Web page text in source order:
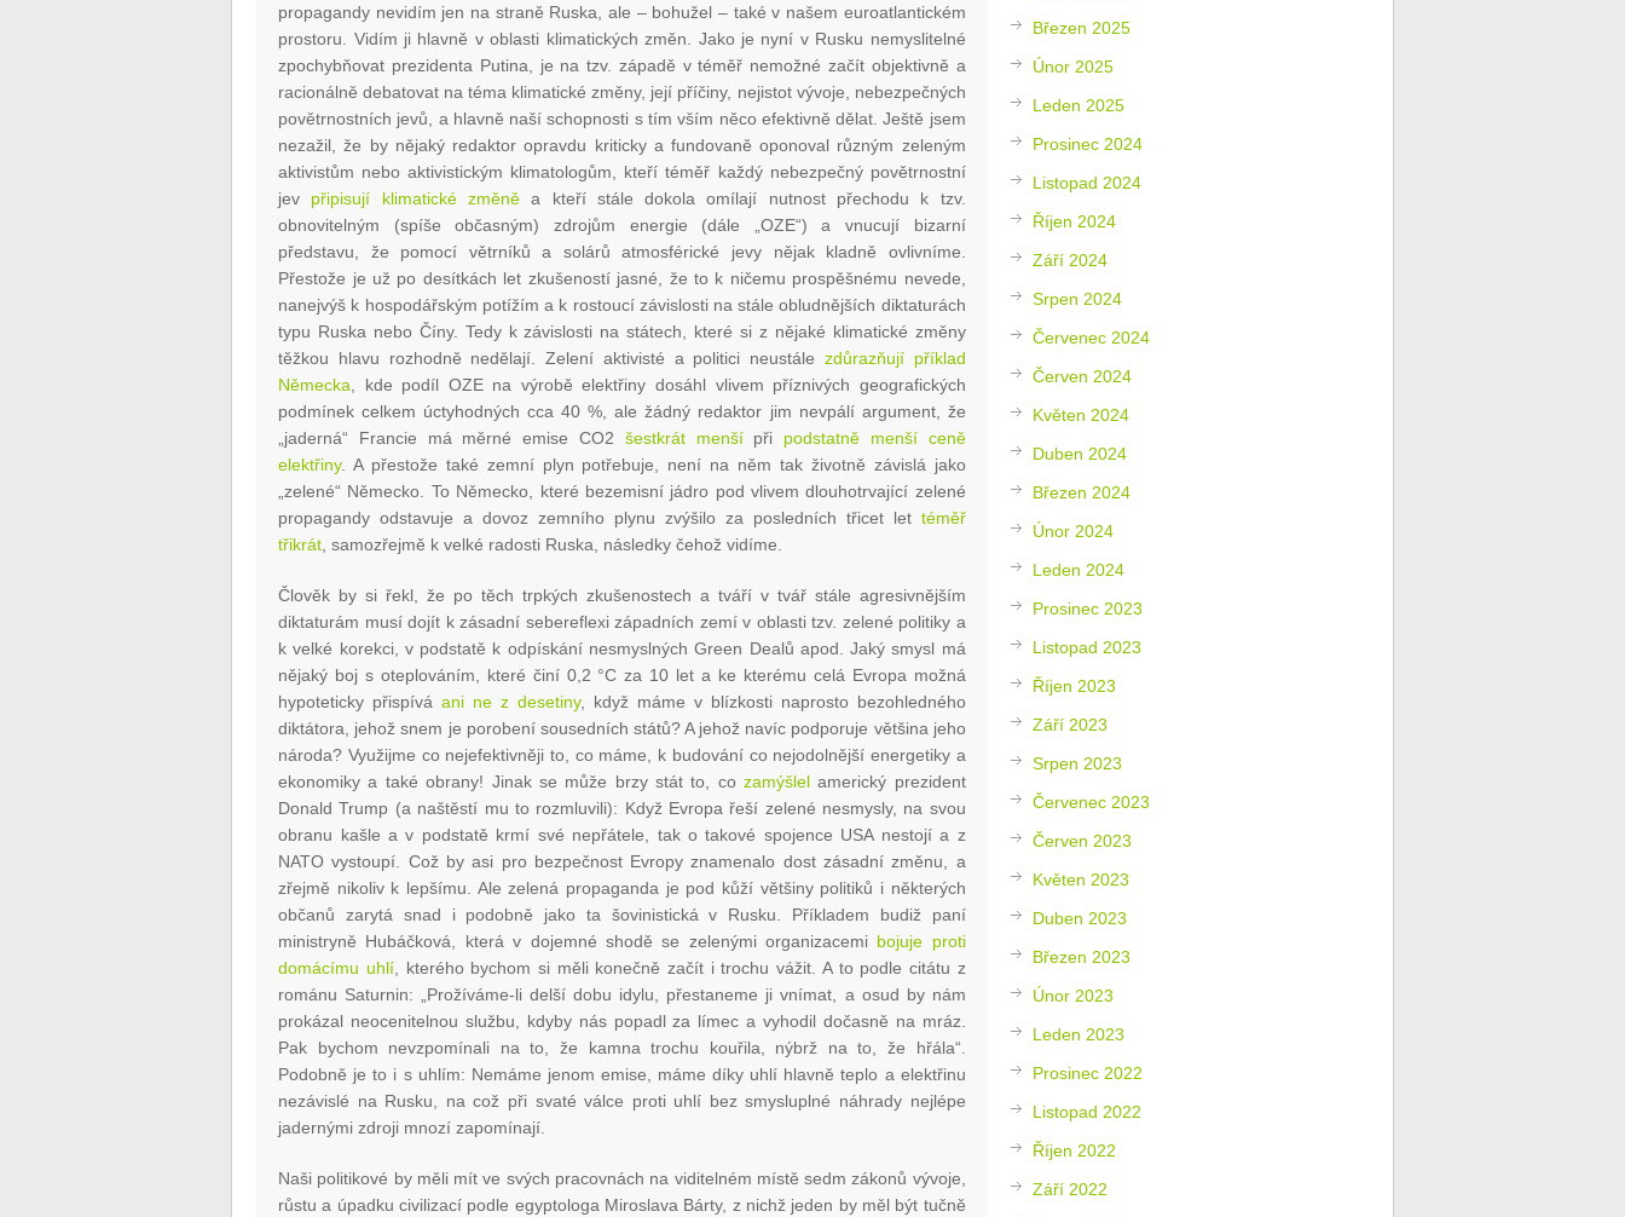
propagandy nevidím jen na straně Ruska, ale – bohužel – také v našem euroatlantickém
prostoru. Vidím ji hlavně v oblasti klimatických změn. Jako je nyní v Rusku nemyslitelné
zpochybňovat prezidenta Putina, je na tzv. západě v téměř nemožné začít objektivně a
racionálně debatovat na téma klimatické změny, její příčiny, nejistot vývoje, nebezpečných
povětrnostních jevů, a hlavně naší schopnosti s tím vším něco efektivně dělat. Ještě jsem
nezažil, že by nějaký redaktor opravdu kriticky a fundovaně oponoval různým zeleným
aktivistům nebo aktivistickým klimatologům, kteří téměř každý nebezpečný povětrnostní
jev připisují klimatické změně a kteří stále dokola omílají nutnost přechodu k tzv.
obnovitelným (spíše občasným) zdrojům energie (dále „OZE“) a vnucují bizarní
představu, že pomocí větrníků a solárů atmosférické jevy nějak kladně ovlivníme.
Přestože je už po desítkách let zkušeností jasné, že to k ničemu prospěšnému nevede,
nanejvýš k hospodářským potížím a k rostoucí závislosti na stále obludnějších diktaturách
typu Ruska nebo Číny. Tedy k závislosti na státech, které si z nějaké klimatické změny
těžkou hlavu rozhodně nedělají. Zelení aktivisté a politici neustále zdůrazňují příklad
Německa , kde podíl OZE na výrobě elektřiny dosáhl vlivem příznivých geografických
podmínek celkem úctyhodných cca 40 %, ale žádný redaktor jim nevpálí argument, že
„jaderná“ Francie má měrné emise CO2 šestkrát menšípři podstatně menší ceně
elektřiny. A přestože také zemní plyn potřebuje, není na něm tak životně závislá jako
„zelené“ Německo. To Německo, které bezemisní jádro pod vlivem dlouhotrvající zelené
propagandy odstavuje a dovoz zemního plynu zvýšilo za posledních třicet let téměř
třikrát , samozřejmě k velké radosti Ruska, následky čehož vidíme.
Člověk by si řekl, že po těch trpkých zkušenostech a tváří v tvář stále agresivnějším
diktaturám musí dojít k zásadní sebereflexi západních zemí v oblasti tzv. zelené politiky a
k velké korekci, v podstatě k odpískání nesmyslných Green Dealů apod. Jaký smysl má
nějaký boj s oteplováním, které činí 0,2 °C za 10 let a ke kterému celá Evropa možná
hypoteticky přispíváani ne z desetiny, když máme v blízkosti naprosto bezohledného
diktátora, jehož snem je porobení sousedních států? A jehož navíc podporuje většina jeho
národa? Využijme co nejefektivněji to, co máme, k budování co nejodolnější energetiky a
ekonomiky a také obrany! Jinak se může brzy stát to, co zamýšlelamerický prezident
Donald Trump (a naštěstí mu to rozmluvili): Když Evropa řeší zelené nesmysly, na svou
obranu kašle a v podstatě krmí své nepřátele, tak o takové spojence USA nestojí a z
NATO vystoupí. Což by asi pro bezpečnost Evropy znamenalo dost zásadní změnu, a
zřejmě nikoliv k lepšímu. Ale zelená propaganda je pod kůží většiny politiků i některých
občanů zarytá snad i podobně jako ta šovinistická v Rusku. Příkladem budiž paní
ministryně Hubáčková, která v dojemné shodě se zelenými organizacemi bojuje proti
domácímu uhlí, kterého bychom si měli konečně začít i trochu vážit. A to podle citátu z
románu Saturnin: „Prožíváme-li delší dobu idylu, přestaneme ji vnímat, a osud by nám
prokázal neocenitelnou službu, kdyby nás popadl za límec a vyhodil dočasně na mráz.
Pak bychom nevzpomínali na to, že kamna trochu kouřila, nýbrž na to, že hřála“.
Podobně je to i s uhlím: Nemáme jenom emise, máme díky uhlí hlavně teplo a elektřinu
nezávislé na Rusku, na což při svaté válce proti uhlí bez smysluplné náhrady nejlépe
jadernými zdroji mnozí zapomínají.
Naši politikové by měli mít ve svých pracovnách na viditelném místě sedm zákonů vývoje,
růstu a úpadku civilizací podle egyptologa Miroslava Bárty, z nichž jeden by měl být tučně
Březen 2025
Únor 2025
Leden 2025
Prosinec 2024
Listopad 2024
Říjen 2024
Září 2024
Srpen 2024
Červenec 2024
Červen 2024
Květen 2024
Duben 2024
Březen 2024
Únor 2024
Leden 2024
Prosinec 2023
Listopad 2023
Říjen 2023
Září 2023
Srpen 2023
Červenec 2023
Červen 2023
Květen 2023
Duben 2023
Březen 2023
Únor 2023
Leden 2023
Prosinec 2022
Listopad 2022
Říjen 2022
Září 2022